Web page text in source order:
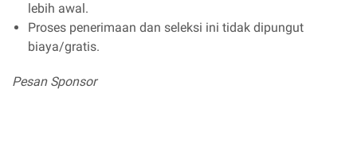
lebih awal.
Proses penerimaan dan seleksi ini tidak dipungut
biaya/gratis.
Pesan Sponsor